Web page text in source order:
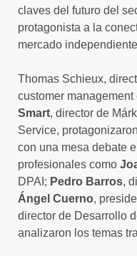
claves del futuro del
protagonista a la
mercado
Thomas Schieux,
customer
Smart, director de
Service,
con una mesa debate
profesionales como
DPAI; Pedro Barros,
Ángel Cuerno,
director de Desarrollo
analizaron los temas